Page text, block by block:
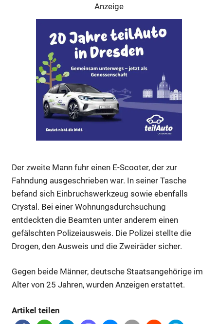
Anzeige
Anzeige
Anzeige
Anzeige
Anzeige
Der zweite Mann fuhr einen E-Scooter, der zur
Fahndung ausgeschrieben war. In seiner Tasche
befand sich Einbruchswerkzeug sowie ebenfalls
Crystal. Bei einer Wohnungsdurchsuchung
entdeckten die Beamten unter anderem einen
gefälschten Polizeiausweis. Die Polizei stellte die
Drogen, den Ausweis und die Zweiräder sicher.
Gegen beide Männer, deutsche Staatsangehörige im
Alter von 25 Jahren, wurden Anzeigen erstattet.
Artikel teilen